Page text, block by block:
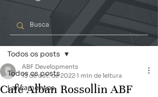
Post
Todos os posts
Lançamentos
Todos os posts
Café Alban Rossollin ABF
ABF Developments
13 de out. de 2022 1 min de leitura